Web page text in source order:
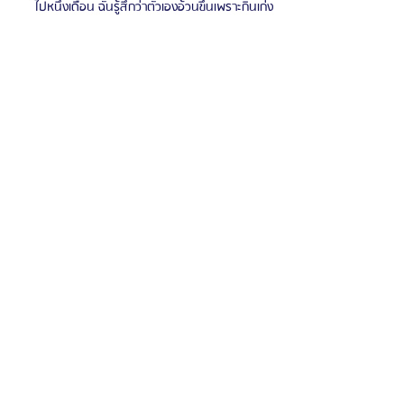
ไปหนึ่งเดือน ฉันรู้สึกว่าตัวเองอ้วนขึ้นเพราะกินเก่ง